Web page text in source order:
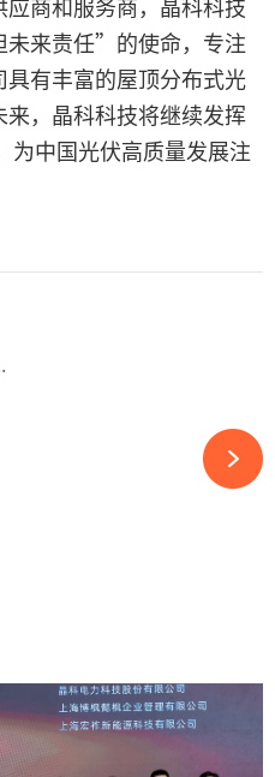
来责任”的使命，专注
有丰富的屋顶分布式光
，晶科科技将继续发挥
为中国光伏高质量发展注